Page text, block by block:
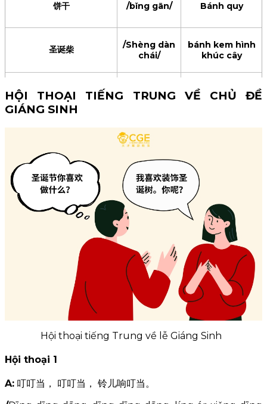
饼干 /bǐng gān/ Bánh quy
圣诞柴
/Shèng dàn
chái/
bánh kem hình
khúc cây
热巧克力 /rè qiǎokèlì/ Socola nóng
/píng guǒ
jiǔ/
HỘI THOẠI TIẾNG TRUNG VỀ CHỦ ĐỀ
GIÁNG SINH
Hội thoại tiếng Trung về lễ Giáng Sinh
Hội thoại 1
A: 叮叮当， 叮叮当， 铃儿响叮当。